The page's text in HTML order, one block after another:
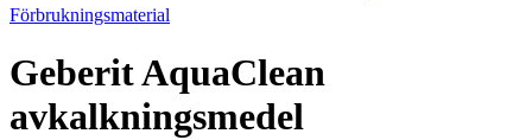
Förbrukningsmaterial
Geberit AquaClean
avkalkningsmedel